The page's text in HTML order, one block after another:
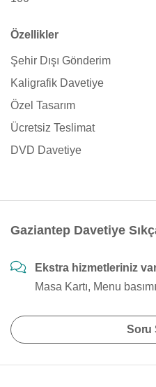
Özellikler
Şehir Dışı Gönderim
Kaligrafik Davetiye
Özel Tasarım
Ücretsiz Teslimat
DVD Davetiye
Gaziantep Davetiye
Ekstra hizmetleriniz
Masa Kartı, Menu basımı
Soru